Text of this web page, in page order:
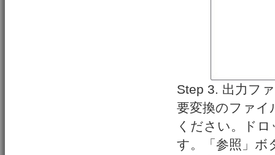
Step 3. 出力フ
要変換のファイ
ください。ド
す。「参照」ボ